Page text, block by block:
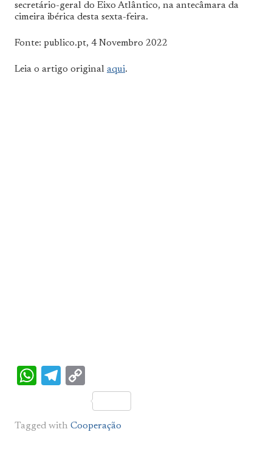
secretário-geral do Eixo Atlântico, na antecâmara da
cimeira ibérica desta sexta-feira.
Fonte: publico.pt, 4 Novembro 2022
Leia o artigo original aqui.
WhatsApp
Telegram
Link
Tagged with Cooperação